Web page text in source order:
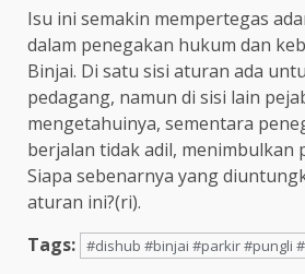
Isu ini semakin mempertegas
dalam penegakan hukum dan
Binjai. Di satu sisi aturan ada
pedagang, namun di sisi lain
mengetahuinya, sementara
berjalan tidak adil, menimbulkan
Siapa sebenarnya yang
aturan ini?(ri).
Tags: #dishub #binjai #parkir #pungli